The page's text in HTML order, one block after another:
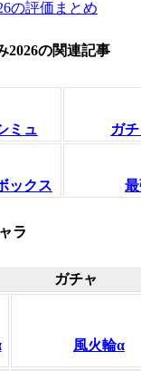
の評価まとめ
2026の関連記事
ミュ ガ
ックス
ラ
ガチャ
風火輪α